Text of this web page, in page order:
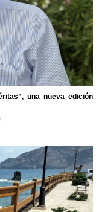
una nueva edición